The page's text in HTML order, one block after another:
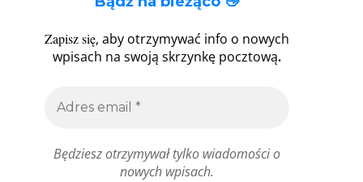
Zapisz się, aby otrzymywać info o nowych
wpisach na swoją skrzynkę pocztową.
Będziesz otrzymywał tylko wiadomości o
nowych wpisach.